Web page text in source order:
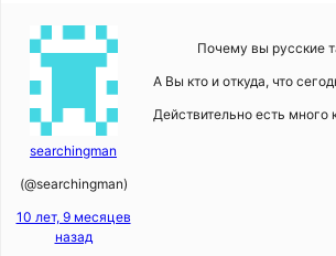
searchingman
(@searchingman)
10 лет, 9 месяцев
назад
Почему вы русские
А Вы кто и откуда, что
Действительно есть много